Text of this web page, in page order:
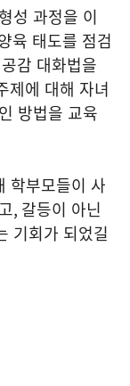
성 과정을 이
육 태도를 점검
감 대화법을
제에 대해 자녀
방법을 교육
학부모들이 사
, 갈등이 아닌
기회가 되었길